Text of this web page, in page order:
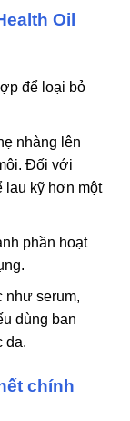
Oil
để loại bỏ
nhàng lên
Đối với
lau kỹ hơn một
phần hoạt
như serum,
dùng ban
da.
chính